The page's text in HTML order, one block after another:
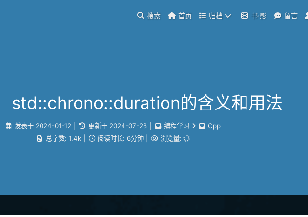
搜索 首页 归档 书·影 留言
std::chrono::duration的含义和用法
发表于 2024-01-12 更新于 2024-07-28 编程学习
Cpp
总字数: 1.4k 阅读时长: 6分钟 浏览量: